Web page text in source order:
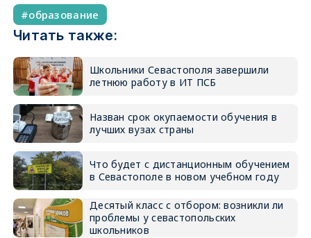
образование
Читать также:
Школьники Севастополя завершили
летнюю работу в ИТ ПСБ
Назван срок окупаемости обучения в
лучших вузах страны
Что будет с дистанционным обучением
в Севастополе в новом учебном году
Десятый класс с отбором: возникли ли
проблемы у севастопольских
школьников